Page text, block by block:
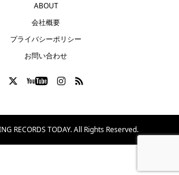
ABOUT
会社概要
プライバシーポリシー
お問い合わせ
RECORDS TODAY. All Rights Reserved.